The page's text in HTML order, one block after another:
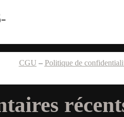
CGU – Politique de